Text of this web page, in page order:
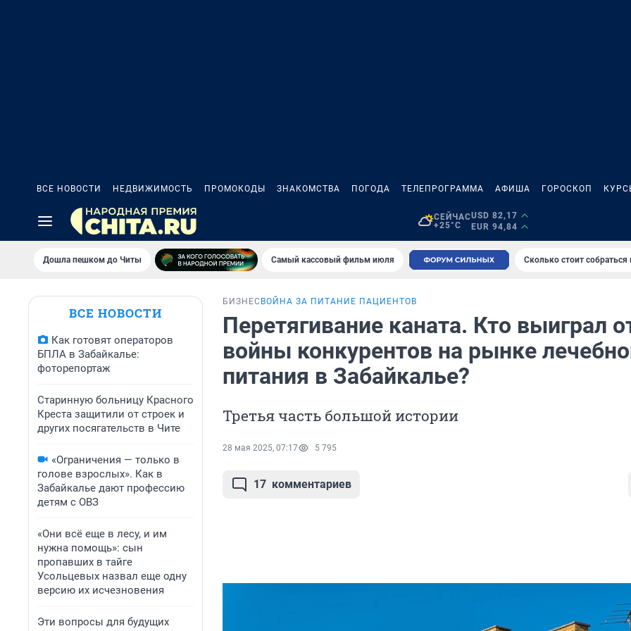
ВСЕ НОВОСТИ НЕДВИЖИМОСТЬ ПРОМОКОДЫ ЗНАКОМСТВА ПОГОДА ТЕЛЕПРОГРАММА АФИША ГОРОСКОП
СЕЙЧАС
+25°C
USD 82,17
EUR 94,84
Дошла пешком до Читы Самый кассовый фильм июля Сколько стоит
ВСЕ НОВОСТИ
Как готовят операторов
БПЛА в Забайкалье:
фоторепортаж
Старинную больницу Красного
Креста защитили от строек и
других посягательств в Чите
«Ограничения — только в
голове взрослых». Как в
Забайкалье дают профессию
детям с ОВЗ
«Они всё еще в лесу, и им
нужна помощь»: сын
пропавших в тайге
Усольцевых назвал еще одну
версию их исчезновения
Эти вопросы для будущих
БИЗНЕС ВОЙНА ЗА ПИТАНИЕ ПАЦИЕНТОВ
Перетягивание каната. Кто выиграл
войны конкурентов на рынке
питания в Забайкалье?
Третья часть большой истории
28 мая 2025, 07:17 5 795
17 комментариев